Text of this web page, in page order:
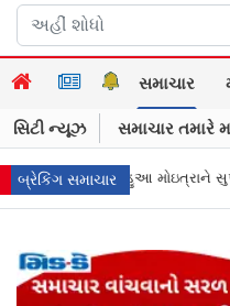
સમાચાર
સિટી ન્યૂઝ સમાચાર તમારે
બ્રેકિંગ સમાચાર
ઝટકો બૉમ્બની ધમકી બાદ